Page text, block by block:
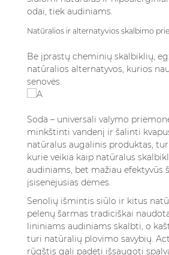
odai, tiek audiniams.
Natūralios ir alternatyvios skalbimo
Be įprastų cheminių skalbiklių,
natūralios alternatyvos, kurios
senovės.
Soda – universali valymo
minkštinti vandenį ir šalinti
natūralus augalinis produktas,
kurie veikia kaip natūralus
audiniams, bet mažiau efektyvūs
įsisenėjusias dėmes.
Senolių išmintis siūlo ir kitus
pelenų šarmas tradiciškai
lininiams audiniams skalbti, o
turi natūralių plovimo savybių.
rūgštis gali padėti išsaugoti